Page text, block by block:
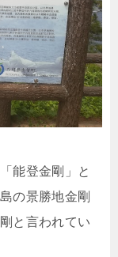
能登金剛」と
の景勝地金剛
と言われてい